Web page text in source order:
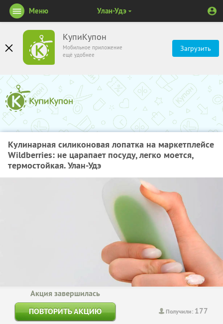
КупиКупон
Мобильное приложение
ещё удобнее
Загрузить
Меню Улан-Удэ
Кулинарная силиконовая лопатка на маркетплейсе
Wildberries: не царапает посуду, легко моется,
термостойкая. Улан-Удэ
Получили: 177
Акция завершилась
ПОВТОРИТЬ АКЦИЮ